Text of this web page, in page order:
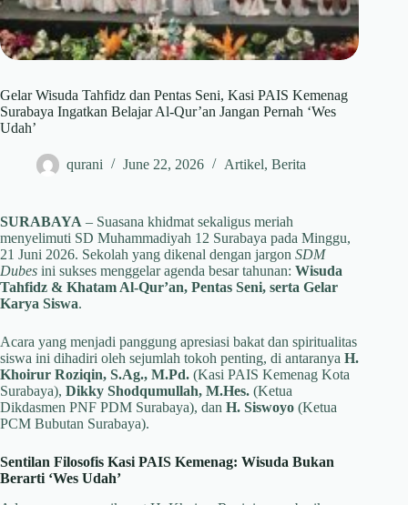
Gelar Wisuda Tahfidz dan Pentas Seni, Kasi PAIS Kemenag
Surabaya Ingatkan Belajar Al-Qur’an Jangan Pernah ‘Wes
Udah’
qurani June 22, 2026 Artikel, Berita
SURABAYA – Suasana khidmat sekaligus meriah
menyelimuti SD Muhammadiyah 12 Surabaya pada Minggu,
21 Juni 2026. Sekolah yang dikenal dengan jargon SDM
Dubes ini sukses menggelar agenda besar tahunan: Wisuda
Tahfidz & Khatam Al-Qur’an, Pentas Seni, serta Gelar
Karya Siswa.
Acara yang menjadi panggung apresiasi bakat dan spiritualitas
siswa ini dihadiri oleh sejumlah tokoh penting, di antaranya H.
Khoirur Roziqin, S.Ag., M.Pd. (Kasi PAIS Kemenag Kota
Surabaya), Dikky Shodqumullah, M.Hes. (Ketua
Dikdasmen PNF PDM Surabaya), dan H. Siswoyo (Ketua
PCM Bubutan Surabaya).
Sentilan Filosofis Kasi PAIS Kemenag: Wisuda Bukan
Berarti ‘Wes Udah’